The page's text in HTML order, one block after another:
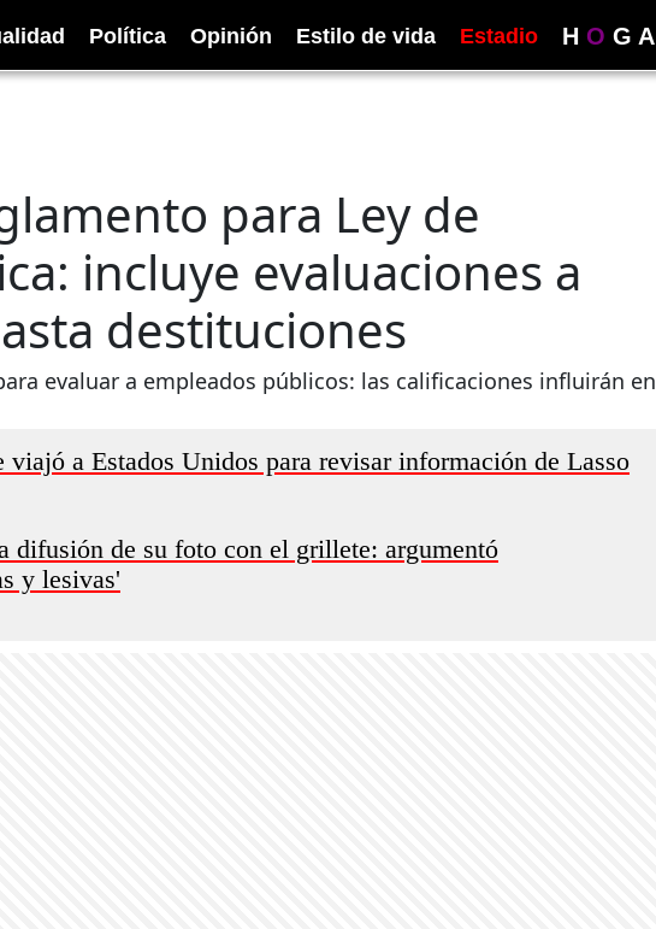
Política Opinión Estilo de vida Estadio H O G A
para Ley de
incluye evaluaciones a
destituciones
evaluar a empleados públicos: las calificaciones influirán en
a Estados Unidos para revisar información de Lasso
difusión de su foto con el grillete: argumentó
y lesivas'